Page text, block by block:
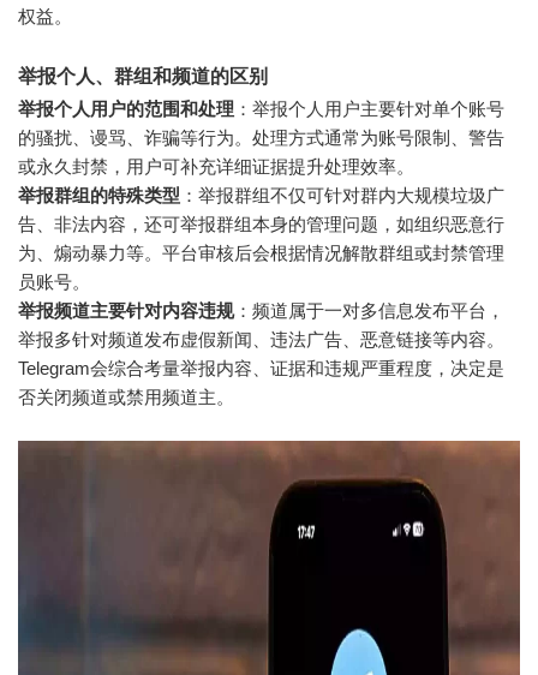
权益。
举报个人、群组和频道的区别
举报个人用户的范围和处理 ：举报个人用户主要针对单个账号
的骚扰、谩骂、诈骗等行为。处理方式通常为账号限制、警告
或永久封禁，用户可补充详细证据提升处理效率。
举报群组的特殊类型 ：举报群组不仅可针对群内大规模垃圾广
告、非法内容，还可举报群组本身的管理问题，如组织恶意行
为、煽动暴力等。平台审核后会根据情况解散群组或封禁管理
员账号。
举报频道主要针对内容违规：频道属于一对多信息发布平台，
举报多针对频道发布虚假新闻、违法广告、恶意链接等内容。
Telegram会综合考量举报内容、证据和违规严重程度，决定是
否关闭频道或禁用频道主。